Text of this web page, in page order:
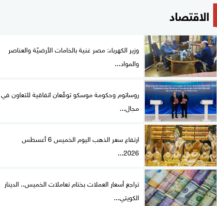
الاقتصاد
وزير الكهرباء: مصر غنية بالخامات الأرضيّة والعناصر
والمواد...
روساتوم وحكومة موسكو توقّعان اتفاقية للتعاون في
مجال...
ارتفاع سعر الذهب اليوم الخميس 6 أغسطس
2026...
تراجع أسعار العملات بختام تعاملات الخميس.. الدينار
الكويتي...